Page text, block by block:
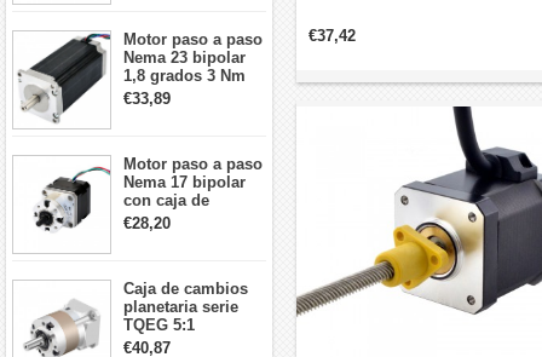
Motor paso a paso
Nema 23 bipolar
1,8 grados 3 Nm
4,2A 57x57x114mm
motor paso a paso
€33,89
Motor paso a paso
Nema 17 bipolar
con caja de
cambios planetaria
5:1 longitud 33mm
Robot CNC DIY
€28,20
Caja de cambios
planetaria serie
TQEG 5:1
contragolpe 15
€40,87
€37,42